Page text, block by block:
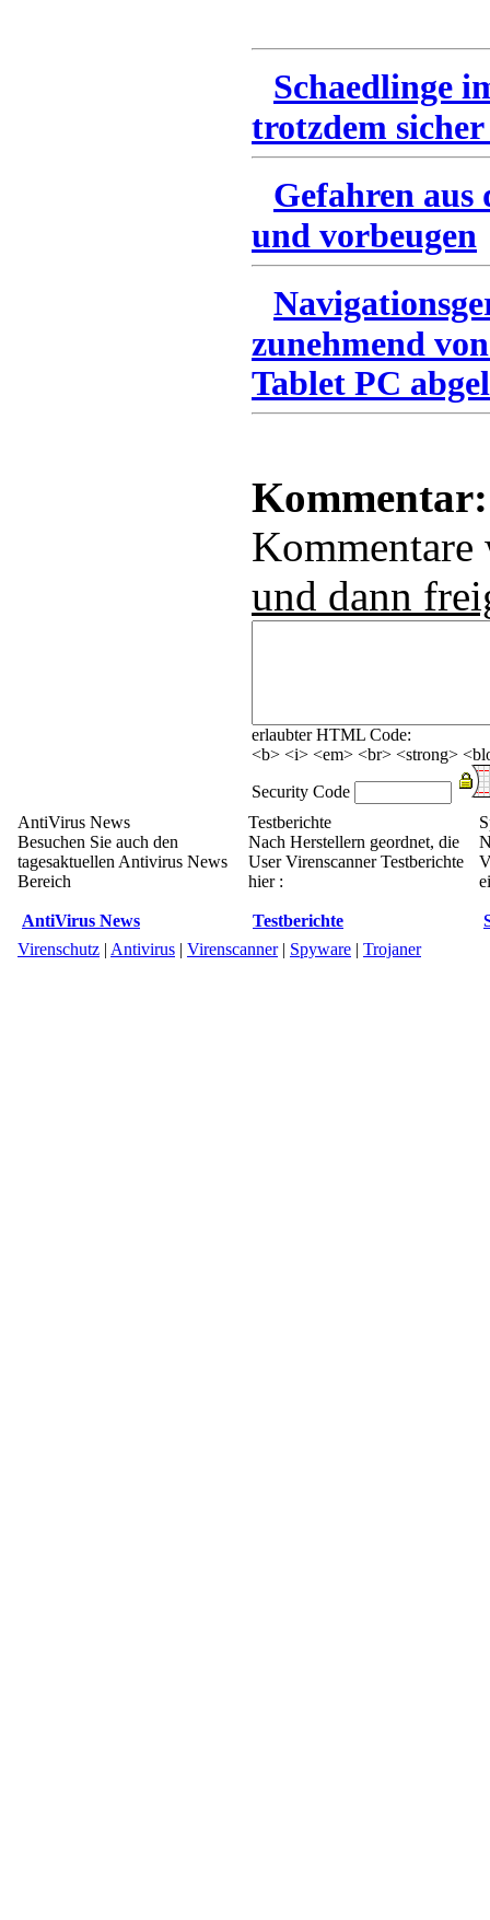
Schaedlinge
trotzdem
Gefahren
und vorbeugen
zunehmend
Tablet PC
Kommentar:
und dann
erlaubter HTML Code:
<b> <i> <em> <br> <strong>
Security Code
AntiVirus News
Besuchen Sie auch den
tagesaktuellen Antivirus News
Bereich
AntiVirus News
Testberichte
Nach Herstellern geordnet, die
User Virenscanner Testberichte
hier :
Testberichte
Virenschutz | Antivirus | Virenscanner| Spyware | Trojaner